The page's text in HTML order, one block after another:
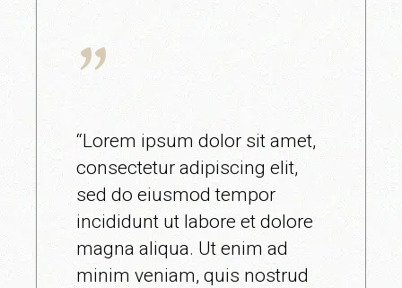
“Lorem ipsum dolor sit amet,
consectetur adipiscing elit,
sed do eiusmod tempor
incididunt ut labore et dolore
magna aliqua. Ut enim ad
minim veniam, quis nostrud